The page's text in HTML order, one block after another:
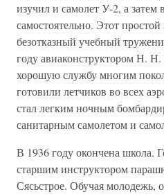
изучил и самолет У-2, а затем
самостоятельно. Этот
безотказный учебный
году авиаконструктором Н.
хорошую службу многим
готовили летчиков во всех
стал легким ночным
санитарным самолетом и
В 1936 году окончена школа.
старшим инструктором
Сясьстрое. Обучая молодежь,